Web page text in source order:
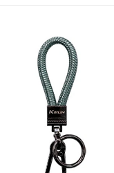
SEPETE EKLE